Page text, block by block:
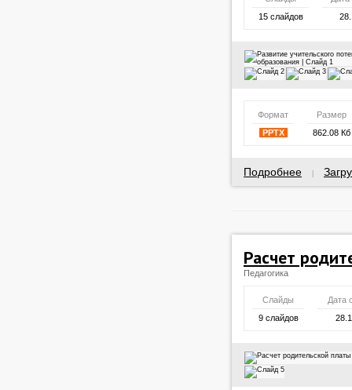
15 слайдов
Формат
Размер
PPTX
862.08 Кб
Подробнее
Расчет
Педагогика
Слайды
Дата
9 слайдов